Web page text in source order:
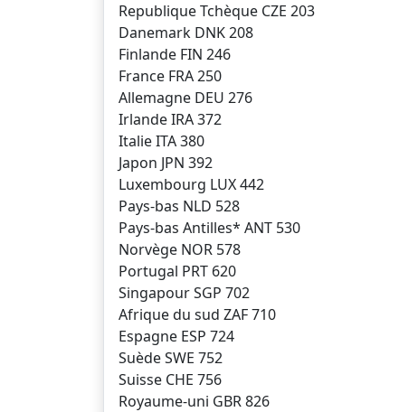
Republique Tchèque CZE 203
Danemark DNK 208
Finlande FIN 246
France FRA 250
Allemagne DEU 276
Irlande IRA 372
Italie ITA 380
Japon JPN 392
Luxembourg LUX 442
Pays-bas NLD 528
Pays-bas Antilles* ANT 530
Norvège NOR 578
Portugal PRT 620
Singapour SGP 702
Afrique du sud ZAF 710
Espagne ESP 724
Suède SWE 752
Suisse CHE 756
Royaume-uni GBR 826